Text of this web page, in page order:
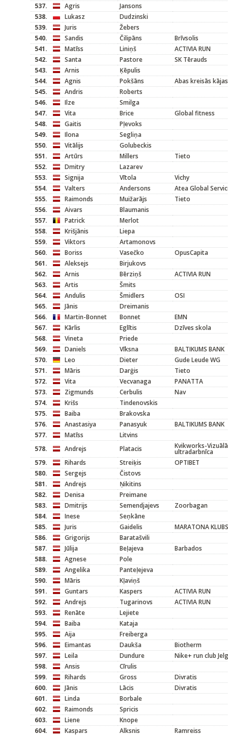
537.
Agris
Jansons
538.
Lukasz
Dudzinski
539.
Juris
Žebers
540.
Sandis Čilipāns
Brīvsolis
541.
Matīss Liniņš
ACTIVIA RUN
542.
Santa Pastore
SK Tērauds
543.
Arnis
Ķēpulis
544.
Agnis Pokšāns
Abas kreisās kājas
545.
Andris
Roberts
546.
Ilze
Smilga
547.
Vita Brice
Global fitness
548.
Gaitis
Pļevoks
549.
Ilona
Segliņa
550.
Vitālijs
Golubeckis
551.
Artūrs Millers
Tieto
552.
Dmitry
Lazarev
553.
Signija Vītola
Vichy
554.
Valters Andersons
Atea Global
555.
Raimonds Muižarājs
Tieto
556.
Aivars
Blaumanis
557.
Patrick
Merlot
558.
Krišjānis
Liepa
559.
Viktors
Artamonovs
560.
Boriss Vasečko
OpusCapita
561.
Aleksejs
Birjukovs
562.
Arnis Bērziņš
ACTIVIA RUN
563.
Artis
Šmits
564.
Andulis Šmidlers
OSI
565.
Jānis
Dreimanis
566.
Martin-Bonnet Bonnet
EMN
567.
Kārlis Eglītis
Dzīves skola
568.
Vineta
Priede
569.
Daniels Vīksna
BALTIKUMS BANK
570.
Leo Dieter
Gude Leude WG
571.
Māris Darģis
Tieto
572.
Vita Vecvanaga
PANATTA
573.
Zigmunds Cerbulis
Nav
574.
Krišs
Tindenovskis
575.
Baiba
Brakovska
576.
Anastasiya Panasyuk
BALTIKUMS BANK
577.
Matīss
Litvins
578.
Andrejs Platacis Kvikworks-
ultradarbnīca
579.
Rihards Streiķis
OPTIBET
580.
Sergejs
Čistovs
581.
Andrejs
Ņikitins
582.
Denisa
Preimane
583.
Dmitrijs Semendjajevs
Zoorbagan
584.
Inese
Seņkāne
585.
Juris Gaidelis
MARATONA KLUBS
586.
Grigorijs
Baratašvili
587.
Jūlija Beļajeva
Barbados
588.
Agnese
Pole
589.
Angelika
Panteļejeva
590.
Māris
Kļaviņš
591.
Guntars Kaspers
ACTIVIA RUN
592.
Andrejs Tugarinovs
ACTIVIA RUN
593.
Renāte
Lejiete
594.
Baiba
Kataja
595.
Aija
Freiberga
596.
Eimantas Daukša
Biotherm
597.
Leila Dundure
Nike+ run club
598.
Ansis
Cīrulis
599.
Rihards Gross
Divratis
600.
Jānis Lācis
Divratis
601.
Linda
Borbale
602.
Raimonds
Spricis
603.
Liene
Knope
604.
Kaspars Alksnis
Ramreiss